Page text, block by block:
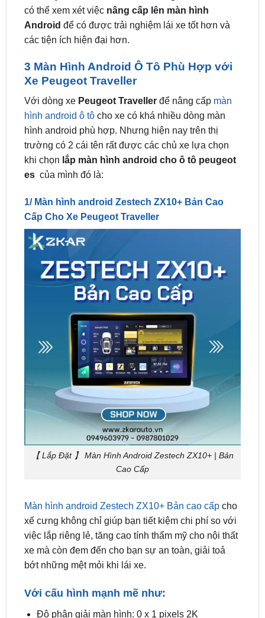
các tiện ích hiện đại hơn.
3 Màn Hình Android Ô Tô Phù Hợp với
Với dòng xePeugeot Travellerđể nâng cấp màn
hình android ô tôcho xe có khá nhiều dòng màn
hình android phù hợp. Nhưng hiện nay trên thị
trường có 2 cái tên rất được các chủ xe lựa chọn
khi chọnlắp màn hình android cho ô tô peugeot
escủa mình đó là:
1/ Màn hình android Zestech ZX10+ Bản Cao
【 Lắp Đặt 】 Màn Hình Android Zestech ZX10+ | Bản
Cao Cấp
Màn hình android Zestech ZX10+ Bản cao cấp
việc lắp riêng lẻ, tăng cao tính thẩm mỹ cho nội thất
xe mà còn đem đến cho bạn sự an toàn, giải toả
bớt những mệt mỏi khi lái xe.
Với cấu hình mạnh mẽ như: